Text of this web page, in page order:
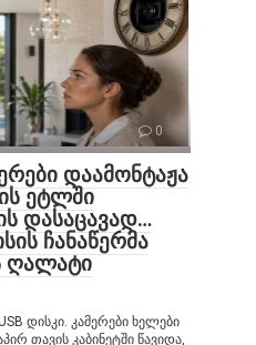
0
დაამონტაჟა
ეტლში
დასაცავად…
ჩანაწერმა
ღალატი
დისკი. კამერები ხელები
თავის კაბინეტში წავიდა,